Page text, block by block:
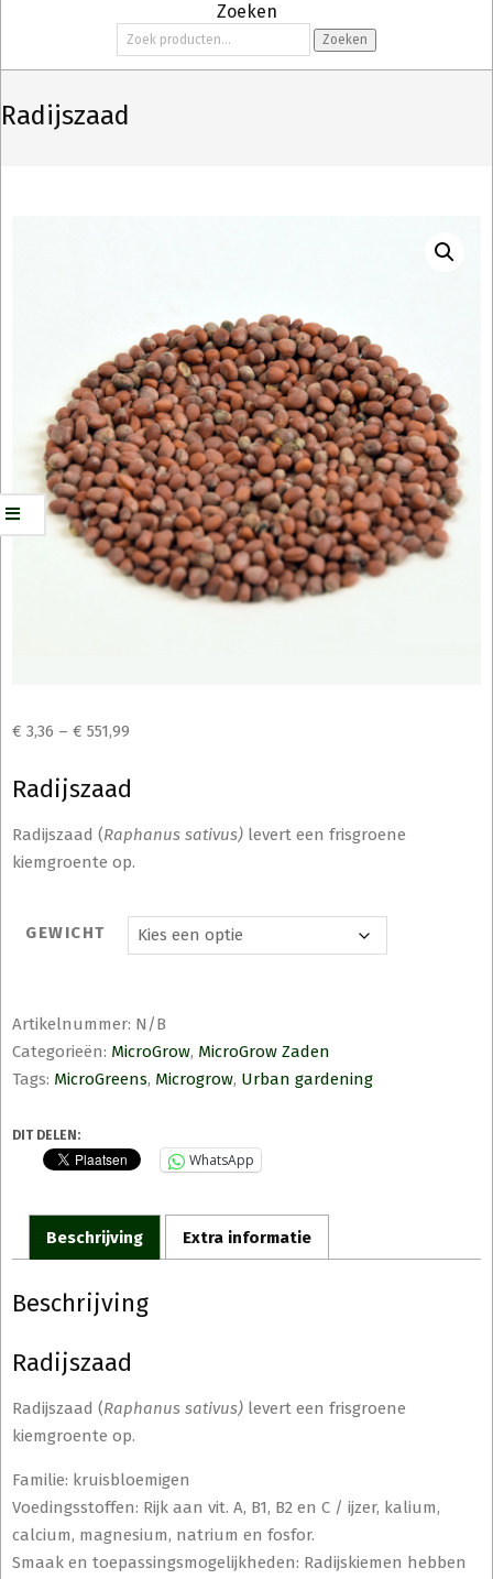
Zoeken
Zoeken
naar:
Zoeken
Radijszaad
€ 3,36 – € 551,99
Radijszaad
Radijszaad (Raphanus sativus) levert een frisgroene
kiemgroente op.
GEWICHT
Artikelnummer: N/B
Categorieën: MicroGrow, MicroGrow Zaden
Tags: MicroGreens, Microgrow, Urban gardening
DIT DELEN:
WhatsApp
Beschrijving Extra informatie
Beschrijving
Radijszaad
Radijszaad (Raphanus sativus) levert een frisgroene
kiemgroente op.
Familie: kruisbloemigen
Voedingsstoffen: Rijk aan vit. A, B1, B2 en C / ijzer, kalium,
calcium, magnesium, natrium en fosfor.
Smaak en toepassingsmogelijkheden: Radijskiemen hebben